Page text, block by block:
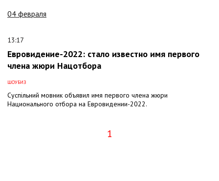
04 февраля
13:17
Евровидение-2022: стало известно имя первого
члена жюри Нацотбора
ШОУБИЗ
Суспільний мовник объявил имя первого члена жюри
Национального отбора на Евровидении-2022.
1